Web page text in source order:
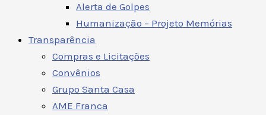
Alerta de Golpes
Humanização – Projeto Memórias
Transparência
Compras e Licitações
Convênios
Grupo Santa Casa
AME Franca